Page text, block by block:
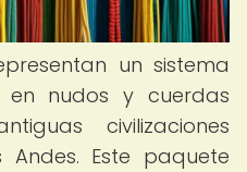
un sistema
nudos y cuerdas
civilizaciones
Este paquete